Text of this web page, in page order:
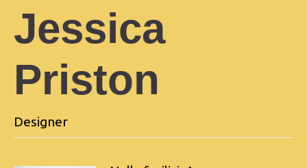
Jessica
Priston
Designer